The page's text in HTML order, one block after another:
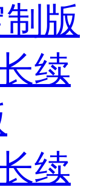
版
续
续